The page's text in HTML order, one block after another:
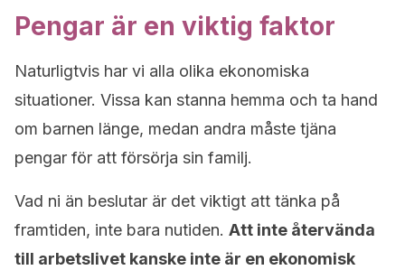
Pengar är en viktig faktor
Naturligtvis har vi alla olika ekonomiska
situationer. Vissa kan stanna hemma och ta hand
om barnen länge, medan andra måste tjäna
pengar för att försörja sin familj.
Vad ni än beslutar är det viktigt att tänka på
framtiden, inte bara nutiden. Att inte återvända
till arbetslivet kanske inte är en ekonomisk